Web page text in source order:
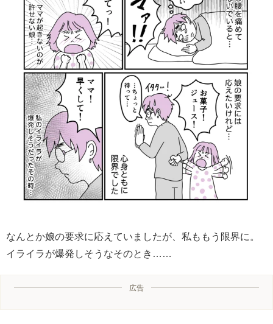
なんとか娘の要求に応えていましたが、私ももう限界に。
イライラが爆発しそうなそのとき……
広告